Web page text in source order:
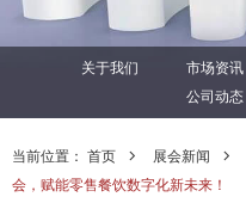
关于我们 市场资讯
公司动态
当前位置： 首页 展会新闻
会，赋能零售餐饮数字化新未来！